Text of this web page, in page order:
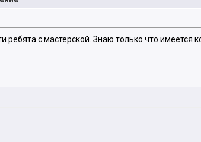
с мастерской. Знаю только что имеется